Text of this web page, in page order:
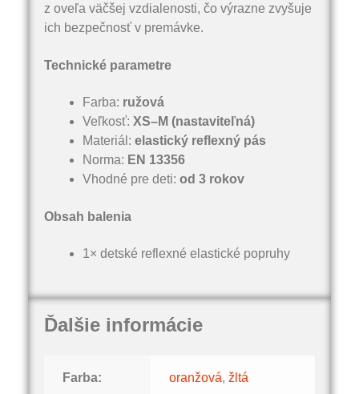
z oveľa väčšej vzdialenosti, čo výrazne zvyšuje
ich bezpečnosť v premávke.
Technické parametre
Farba: ružová
Veľkosť: XS–M (nastaviteľná)
Materiál: elastický reflexný pás
Norma: EN 13356
Vhodné pre deti: od 3 rokov
Obsah balenia
1× detské reflexné elastické popruhy
Ďalšie informácie
Farba: oranžová, žltá